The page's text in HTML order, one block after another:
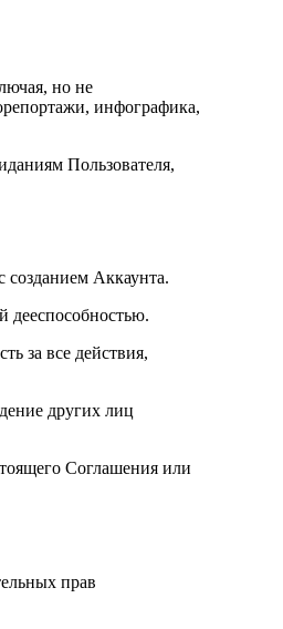
но не
инфографика,
Пользователя,
созданием Аккаунта.
дееспособностью.
за все действия,
других лиц
Соглашения или
прав